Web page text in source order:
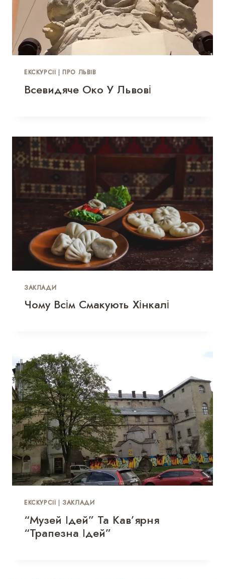
ЕКСКУРСІЇ|ПРО ЛЬВІВ
Всевидяче Око У Львові
ЗАКЛАДИ
Чому Всім Смакують Хінкалі
ЕКСКУРСІЇ| ЗАКЛАДИ
“Музей Ідей” Та Кав’ярня
“Трапезна Ідей”